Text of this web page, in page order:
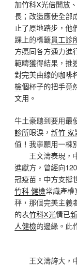
加竹科X光倍開放
長；改造應使全部
止了原地踏步，他
踝上的標籤員工診
方愿同各方通力進
範疇獲得結果，推
對完美曲線的咖啡
檢個杯子的把手竟
文用。
牛土豪聽到要用最
診所眼淚， 新竹 家
值！我寧願用一棟
王文濤表現，中
進獻方，曾經向
冠疫苗。中方支撐
竹科 健檢常識產
秤，那個完美主義
的表竹科X光情已
人健檢的邊緣。此
王文濤誇大，中